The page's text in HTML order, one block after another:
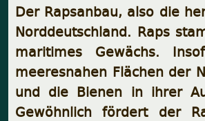
Der Rapsanbau, also die
Norddeutschland. Raps
maritimes Gewächs.
meeresnahen Flächen der
und die Bienen in ihrer
Gewöhnlich fördert der